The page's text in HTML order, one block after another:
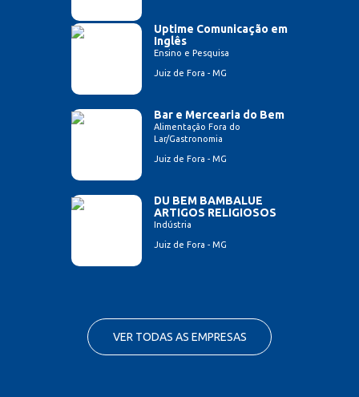
Uptime Comunicação em
Inglês
Ensino e Pesquisa
Juiz de Fora - MG
Bar e Mercearia do Bem
Alimentação Fora do
Lar/Gastronomia
Juiz de Fora - MG
DU BEM BAMBALUE
ARTIGOS RELIGIOSOS
Indústria
Juiz de Fora - MG
VER TODAS AS EMPRESAS